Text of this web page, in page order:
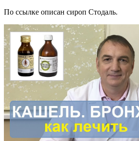
По ссылке описан сироп Стодаль.